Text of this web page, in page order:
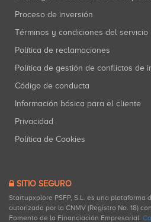
Proceso de inversión
Términos y condiciones del servicio
Política de reclamaciones
Política de gestión de conflictos de
Código de conducta
Información básica para el cliente
Privacidad
Política de Cookies
SITIO SEGURO
Startupxplore PSFP, S.L. es una
autorizada por la CNMV (Registro No. 18)
Fomento de la Financiación Empresarial.